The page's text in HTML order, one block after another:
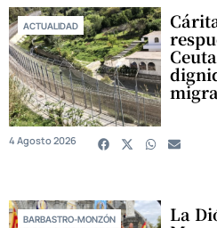
ACTUALIDAD
4 Agosto 2026
BARBASTRO-MONZÓN La